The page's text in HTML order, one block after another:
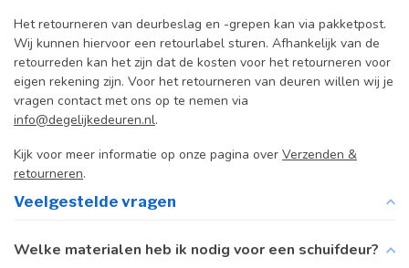
Het retourneren van deurbeslag en -grepen kan via pakketpost.
Wij kunnen hiervoor een retourlabel sturen. Afhankelijk van de
retourreden kan het zijn dat de kosten voor het retourneren voor
eigen rekening zijn. Voor het retourneren van deuren willen wij je
vragen contact met ons op te nemen via
info@degelijkedeuren.nl.
Kijk voor meer informatie op onze pagina over Verzenden &
retourneren.
Veelgestelde vragen
Welke materialen heb ik nodig voor een schuifdeur?